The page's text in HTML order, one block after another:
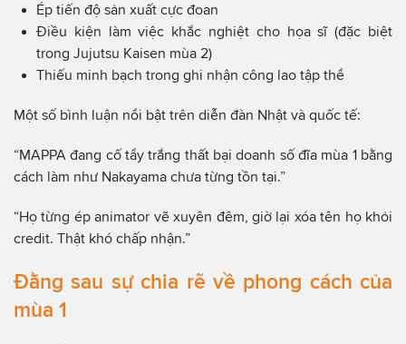
Ép tiến độ sản xuất cực đoan
Điều kiện làm việc khắc nghiệt cho họa sĩ (đặc biệt
trong Jujutsu Kaisen mùa 2)
Thiếu minh bạch trong ghi nhận công lao tập thể
Một số bình luận nổi bật trên diễn đàn Nhật và quốc tế:
“MAPPA đang cố tẩy trắng thất bại doanh số đĩa mùa 1 bằng
cách làm như Nakayama chưa từng tồn tại.”
“Họ từng ép animator vẽ xuyên đêm, giờ lại xóa tên họ khỏi
credit. Thật khó chấp nhận.”
Đằng sau sự chia rẽ về phong cách của
mùa 1